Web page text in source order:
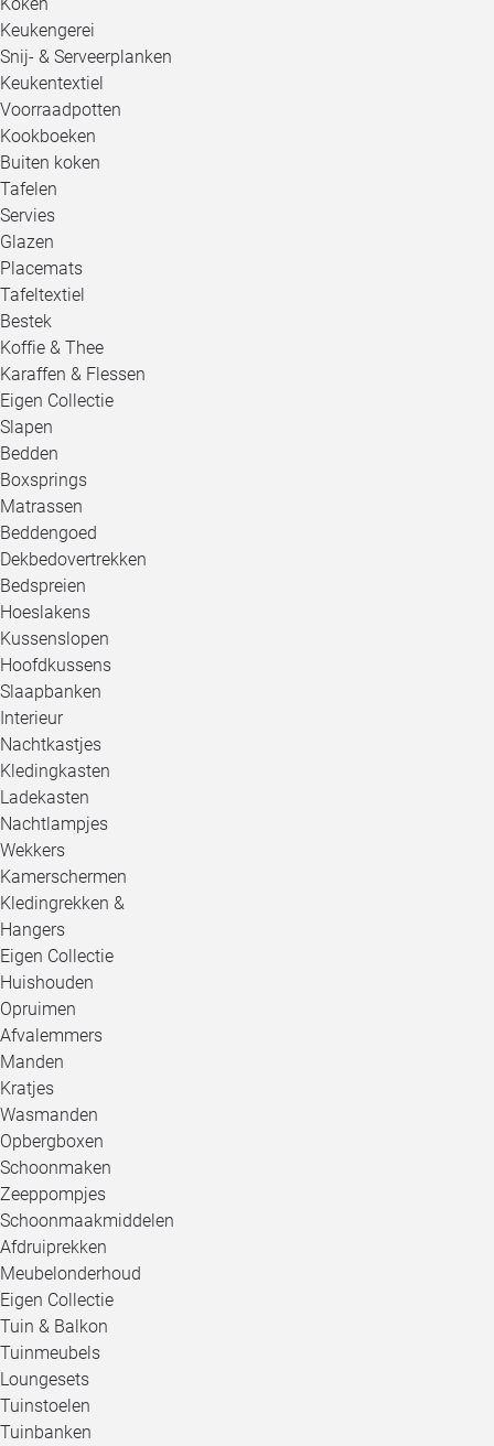
Keukengerei
Snij- & Serveerplanken
Keukentextiel
Voorraadpotten
Kookboeken
Buiten koken
Tafelen
Servies
Glazen
Placemats
Tafeltextiel
Bestek
Koffie & Thee
Karaffen & Flessen
Eigen Collectie
Slapen
Bedden
Boxsprings
Matrassen
Beddengoed
Dekbedovertrekken
Bedspreien
Hoeslakens
Kussenslopen
Hoofdkussens
Slaapbanken
Interieur
Nachtkastjes
Kledingkasten
Ladekasten
Nachtlampjes
Wekkers
Kamerschermen
Kledingrekken &
Hangers
Eigen Collectie
Huishouden
Opruimen
Afvalemmers
Manden
Kratjes
Wasmanden
Opbergboxen
Schoonmaken
Zeeppompjes
Schoonmaakmiddelen
Afdruiprekken
Meubelonderhoud
Eigen Collectie
Tuin & Balkon
Tuinmeubels
Loungesets
Tuinstoelen
Tuinbanken